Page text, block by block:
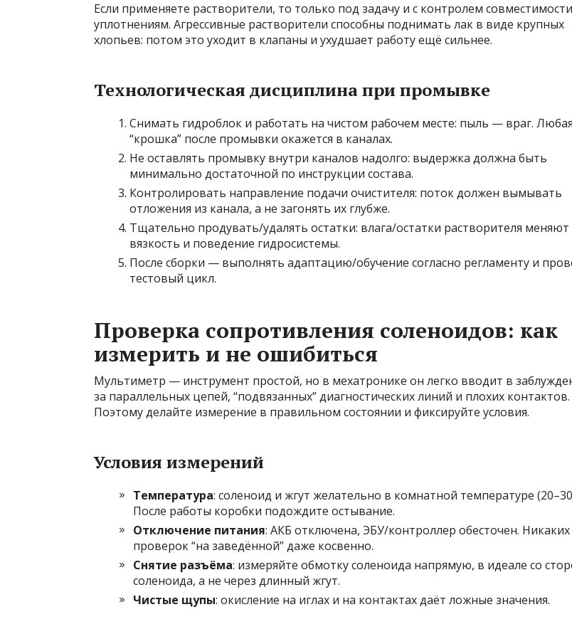
Если применяете растворители, то только под задачу и с контролем
уплотнениям. Агрессивные растворители способны поднимать лак в виде крупных
хлопьев: потом это уходит в клапаны и ухудшает работу ещё сильнее.
Технологическая дисциплина при промывке
Снимать гидроблок и работать на чистом рабочем месте: пыль — враг. Любая
“крошка” после промывки окажется в каналах.
Не оставлять промывку внутри каналов надолго: выдержка должна быть
минимально достаточной по инструкции состава.
Контролировать направление подачи очистителя: поток должен вымывать
отложения из канала, а не загонять их глубже.
Тщательно продувать/удалять остатки: влага/остатки растворителя меняют
вязкость и поведение гидросистемы.
После сборки — выполнять адаптацию/обучение согласно регламенту и
тестовый цикл.
Проверка сопротивления соленоидов: как
измерить и не ошибиться
Мультиметр — инструмент простой, но в мехатронике он легко вводит в
за параллельных цепей, “подвязанных” диагностических линий и плохих контактов.
Поэтому делайте измерение в правильном состоянии и фиксируйте условия.
Условия измерений
Температура: соленоид и жгут желательно в комнатной температуре
После работы коробки подождите остывание.
Отключение питания: АКБ отключена, ЭБУ/контроллер обесточен. Никаких
проверок “на заведённой” даже косвенно.
Снятие разъёма: измеряйте обмотку соленоида напрямую, в идеале со
соленоида, а не через длинный жгут.
Чистые щупы: окисление на иглах и на контактах даёт ложные значения.